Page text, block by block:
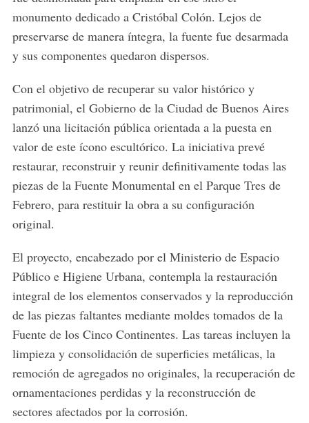
monumento dedicado a Cristóbal Colón. Lejos de
preservarse de manera íntegra, la fuente fue desarmada
y sus componentes quedaron dispersos.
Con el objetivo de recuperar su valor histórico y
patrimonial, el Gobierno de la Ciudad de Buenos Aires
lanzó una licitación pública orientada a la puesta en
valor de este ícono escultórico. La iniciativa prevé
restaurar, reconstruir y reunir definitivamente todas las
piezas de la Fuente Monumental en el Parque Tres de
Febrero, para restituir la obra a su configuración
original.
El proyecto, encabezado por el Ministerio de Espacio
Público e Higiene Urbana, contempla la restauración
integral de los elementos conservados y la reproducción
de las piezas faltantes mediante moldes tomados de la
Fuente de los Cinco Continentes. Las tareas incluyen la
limpieza y consolidación de superficies metálicas, la
remoción de agregados no originales, la recuperación de
ornamentaciones perdidas y la reconstrucción de
sectores afectados por la corrosión.